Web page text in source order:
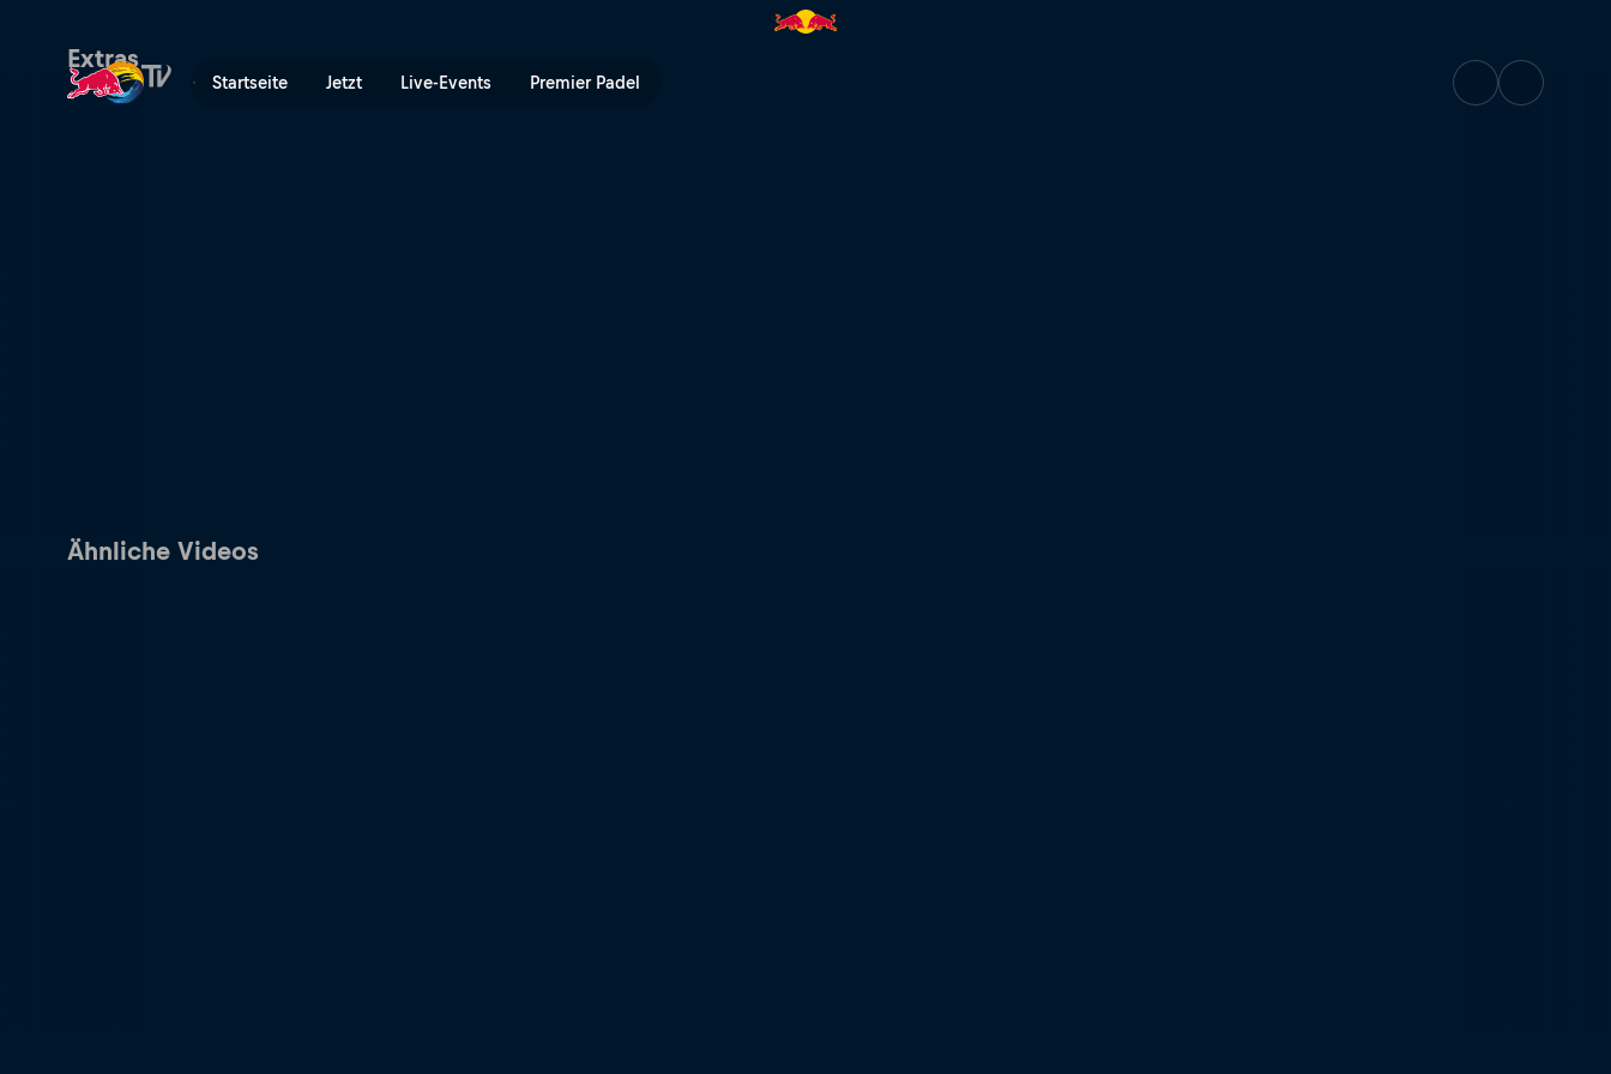
Startseite Jetzt Live-Events Premier Padel
Extras
Ähnliche Videos